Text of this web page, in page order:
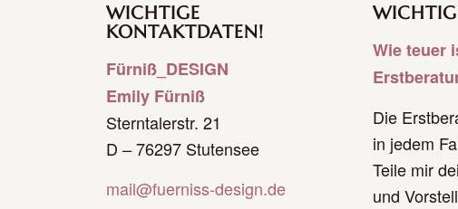
WICHTIGE
KONTAKTDATEN!
Fürniß_DESIGN
Emily Fürniß
Sterntalerstr. 21
D – 76297 Stutensee
mail@fuerniss-design.de
Wie teuer
Die
in jedem
Teile mir
und